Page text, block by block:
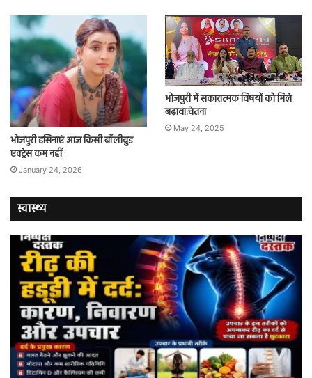
भोजपुरी हसिनाएं आज किसी बॉलीवुड
एक्ट्रेस कम नहीं
January 24, 2026
भोजपुरी में सकारात्मक विषयों को मिले
बढ़ावा:चेतना
May 24, 2025
स्वास्थ्य